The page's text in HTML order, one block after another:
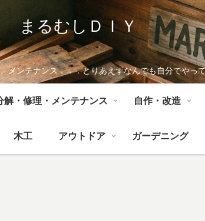
まるむしＤＩＹ
メンテナンス．．．とりあえずなんでも自分でやっ
解・修理・メンテナンス 自作・改造
木工 アウトドア ガーデニング